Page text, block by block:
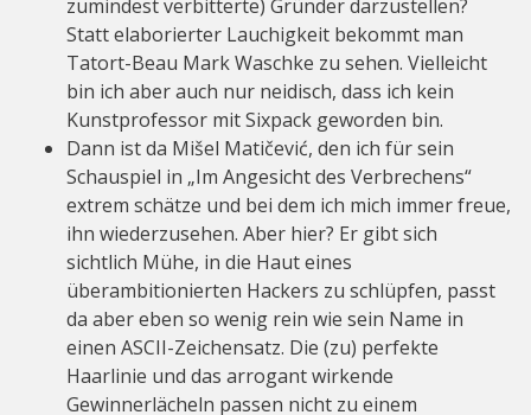
zumindest verbitterte) Gründer darzustellen?
Statt elaborierter Lauchigkeit bekommt man
Tatort-Beau Mark Waschke zu sehen. Vielleicht
bin ich aber auch nur neidisch, dass ich kein
Kunstprofessor mit Sixpack geworden bin.
Dann ist da Mišel Matičević, den ich für sein
Schauspiel in „Im Angesicht des Verbrechens“
extrem schätze und bei dem ich mich immer freue,
ihn wiederzusehen. Aber hier? Er gibt sich
sichtlich Mühe, in die Haut eines
überambitionierten Hackers zu schlüpfen, passt
da aber eben so wenig rein wie sein Name in
einen ASCII-Zeichensatz. Die (zu) perfekte
Haarlinie und das arrogant wirkende
Gewinnerlächeln passen nicht zu einem